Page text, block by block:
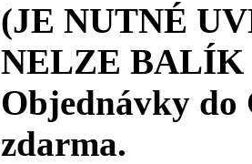
(JE NUTNÉ
NELZE BALÍK
Objednávky do
zdarma.